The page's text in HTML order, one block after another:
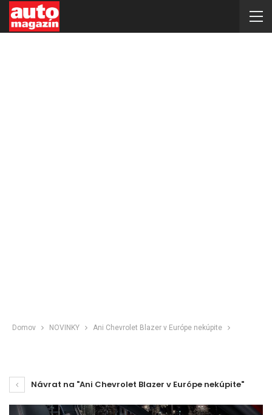
Domov NOVINKY Ani Chevrolet Blazer v Európe nekúpite
Návrat na "Ani Chevrolet Blazer v Európe nekúpite"